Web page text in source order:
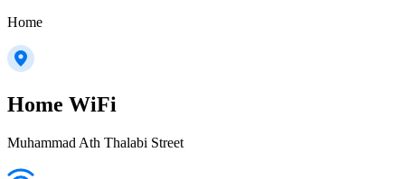
Home
Home WiFi
Muhammad Ath Thalabi Street